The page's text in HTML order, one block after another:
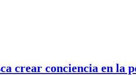
crear conciencia en la